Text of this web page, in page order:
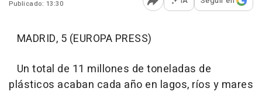
Publicado: 13:30
Abrir opciones para
MADRID, 5 (EUROPA PRESS)
Un total de 11 millones de toneladas de
plásticos acaban cada año en lagos, ríos y mares